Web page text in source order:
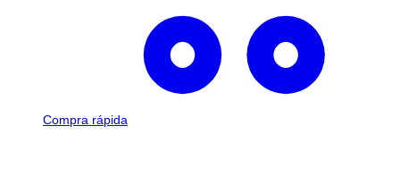
Compra rápida